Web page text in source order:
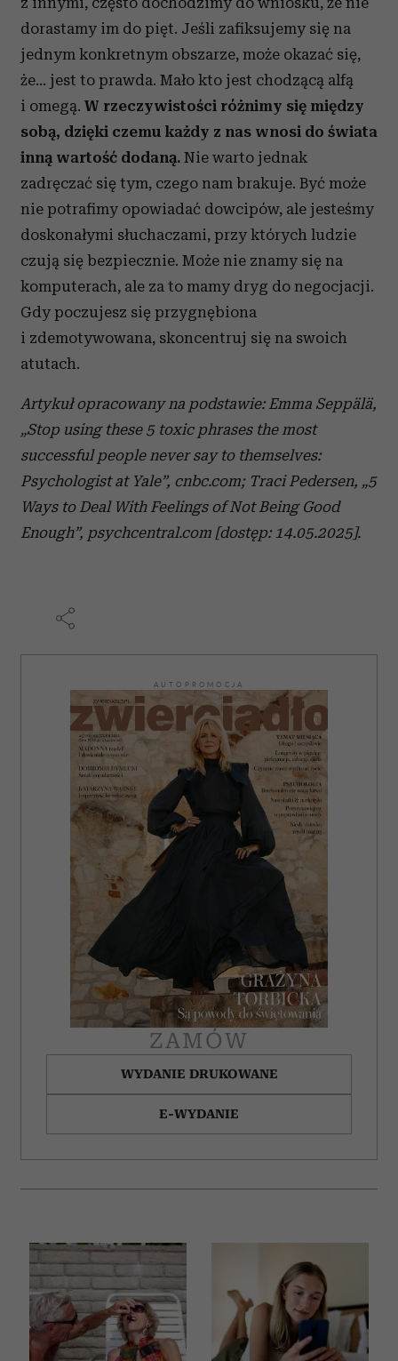
dorastamy im do pięt. Jeśli zafiksujemy się na
jednym konkretnym obszarze, może okazać się,
że… jest to prawda. Mało kto jest chodzącą alfą
i omegą. W rzeczywistości różnimy się między
sobą, dzięki czemu każdy z nas wnosi do świata
inną wartość dodaną. Nie warto jednak
zadręczać się tym, czego nam brakuje. Być może
nie potrafimy opowiadać dowcipów, ale jesteśmy
doskonałymi słuchaczami, przy których ludzie
czują się bezpiecznie. Może nie znamy się na
komputerach, ale za to mamy dryg do negocjacji.
Gdy poczujesz się przygnębiona
i zdemotywowana, skoncentruj się na swoich
atutach.
Artykuł opracowany na podstawie: Emma Seppälä,
„Stop using these 5 toxic phrases the most
successful people never say to themselves:
Psychologist at Yale”, cnbc.com; Traci Pedersen, „5
Ways to Deal With Feelings of Not Being Good
Enough”, psychcentral.com [dostęp: 14.05.2025].
AUTOPROMOCJA
ZAMÓW
WYDANIE DRUKOWANE
E-WYDANIE